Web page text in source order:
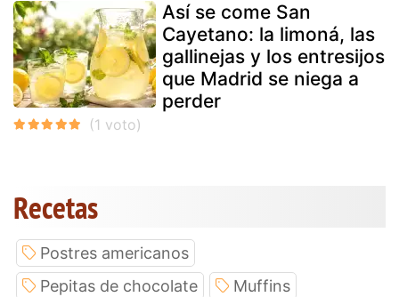
Así se come San
Cayetano: la limoná, las
gallinejas y los entresijos
que Madrid se niega a
perder
Recetas
Postres americanos
Pepitas de chocolate
Muffins